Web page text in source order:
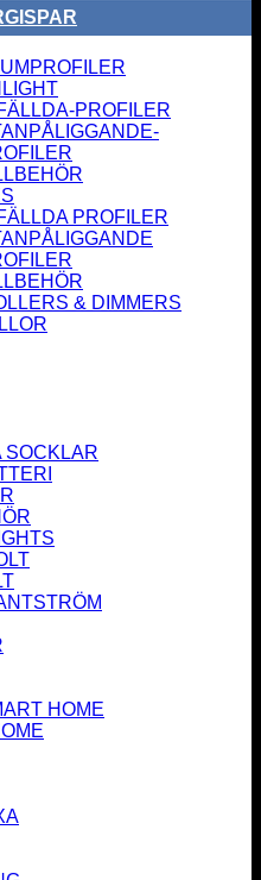
PROFILER
PROFILER
& DIMMERS
SOCKLAR
HOME